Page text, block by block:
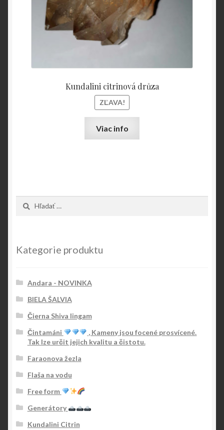
Kundalini citrinová drůza
ZĽAVA!
Viac info
Kategorie produktu
Andara - NOVINKA
BIELA ŠALVIA
Čierna Shiva lingam
Čintamáni
, Kameny jsou focené prosvícené.
Tak lze určit jejich kvalitu a čistotu.
Faraonova žezla
Flaša na vodu
Free form
Generátory
Kundalini Citrin